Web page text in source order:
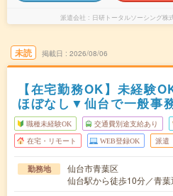
派遣会社 日研トータルソーシング
未読 掲載日 2026/08/06
【在宅勤務OK】未経験
ほぼなし▼仙台で一般事
職種未経験OK 交通費別途支給あり
在宅・リモート WEB登録OK 派遣
勤務地
仙台市青葉区
仙台駅から徒歩10分／青